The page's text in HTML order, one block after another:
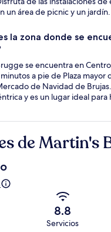
un área de picnic y un jardín.
la zona donde se
se encuentra en
a pie de Plaza mayor
de Navidad de
y es un lugar ideal para
de Martin's
8.8
Servicios